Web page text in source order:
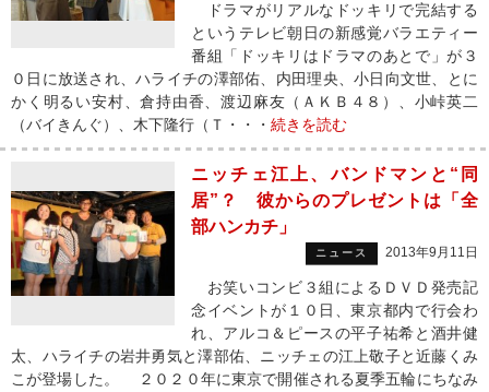
ドラマがリアルなドッキリで完結する
というテレビ朝日の新感覚バラエティー
番組「ドッキリはドラマのあとで」が３
０日に放送され、ハライチの澤部佑、内田理央、小日向文世、とに
かく明るい安村、倉持由香、渡辺麻友（ＡＫＢ４８）、小峠英二
（バイきんぐ）、木下隆行（Ｔ・・・ 続きを読む
ニッチェ江上、バンドマンと“同
居”？ 彼からのプレゼントは「全
部ハンカチ」
ニュース 2013年9月11日
お笑いコンビ３組によるＤＶＤ発売記
念イベントが１０日、東京都内で行会わ
れ、アルコ＆ピースの平子祐希と酒井健
太、ハライチの岩井勇気と澤部佑、ニッチェの江上敬子と近藤くみ
こが登場した。 ２０２０年に東京で開催される夏季五輪にちなみ